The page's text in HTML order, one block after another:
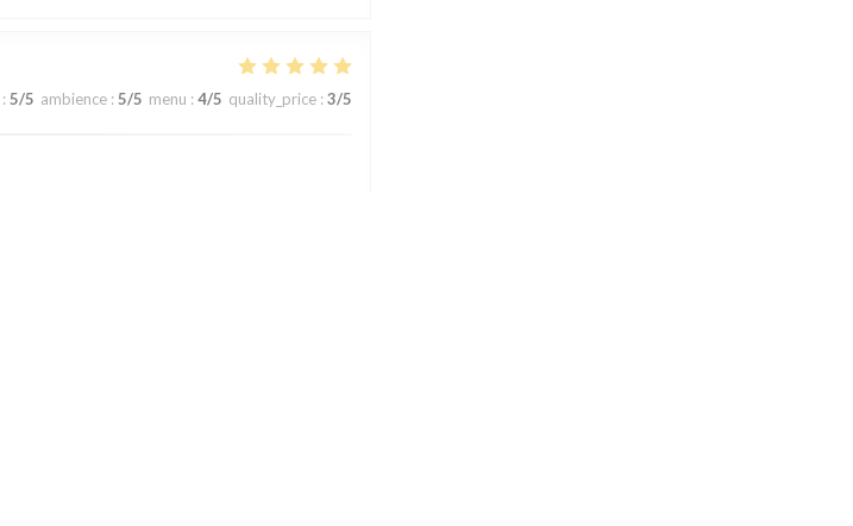
: 5/5 ambience : 5/5 menu : 4/5 quality_price : 3/5